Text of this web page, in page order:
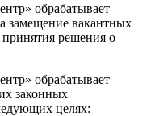
обрабатывает
замещение вакантных
решения о
обрабатывает
законных
целях: